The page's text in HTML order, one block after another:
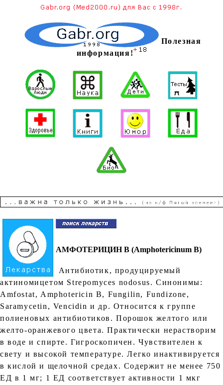
Полезная
информация!
АМФОТЕРИЦИН В (Amphotericinum B)
Антибиотик, продуцируемый
актиномицетом Strepomyces nodosus. Синонимы:
Amfostat, Amphotericin В, Fungilin, Fundizone,
Saramycetin, Vencidin и др. Относится к группе
полиеновых антибиотиков. Порошок желтого или
желто-оранжевого цвета. Практически нерастворим
в воде и спирте. Гигроскопичен. Чувствителен к
свету и высокой температуре. Легко инактивируется
в кислой и щелочной средах. Содержит не менее 750
ЕД в 1 мг; 1 ЕД соответствует активности 1 мкг